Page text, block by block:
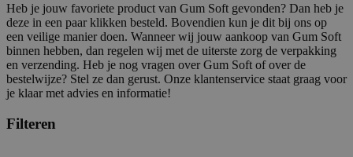
Heb je jouw favoriete product van Gum Soft gevonden? Dan heb je
deze in een paar klikken besteld. Bovendien kun je dit bij ons op
een veilige manier doen. Wanneer wij jouw aankoop van Gum Soft
binnen hebben, dan regelen wij met de uiterste zorg de verpakking
en verzending. Heb je nog vragen over Gum Soft of over de
bestelwijze? Stel ze dan gerust. Onze klantenservice staat graag voor
je klaar met advies en informatie!
Filteren